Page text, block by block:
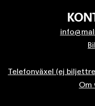
Telefonväxel (ej
Om